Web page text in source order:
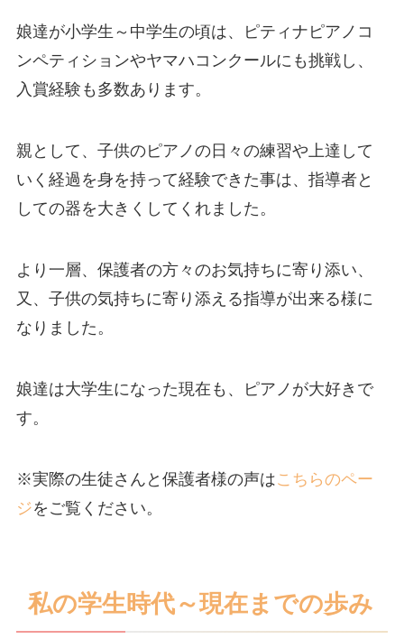
娘達が小学生～中学生の頃は、ピティナピアノコ
ンペティションやヤマハコンクールにも挑戦し、
入賞経験も多数あります。
親として、子供のピアノの日々の練習や上達して
いく経過を身を持って経験できた事は、指導者と
しての器を大きくしてくれました。
より一層、保護者の方々のお気持ちに寄り添い、
又、子供の気持ちに寄り添える指導が出来る様に
なりました。
娘達は大学生になった現在も、ピアノが大好きで
す。
※実際の生徒さんと保護者様の声はこちらのペー
ジをご覧ください。
私の学生時代～現在までの歩み